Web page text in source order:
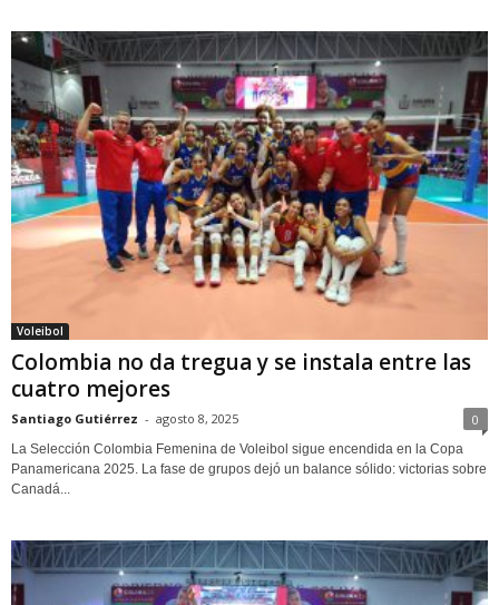
Voleibol
Colombia no da tregua y se instala entre las
cuatro mejores
Santiago Gutiérrez - agosto 8, 2025 0
La Selección Colombia Femenina de Voleibol sigue encendida en la Copa
Panamericana 2025. La fase de grupos dejó un balance sólido: victorias sobre
Canadá...